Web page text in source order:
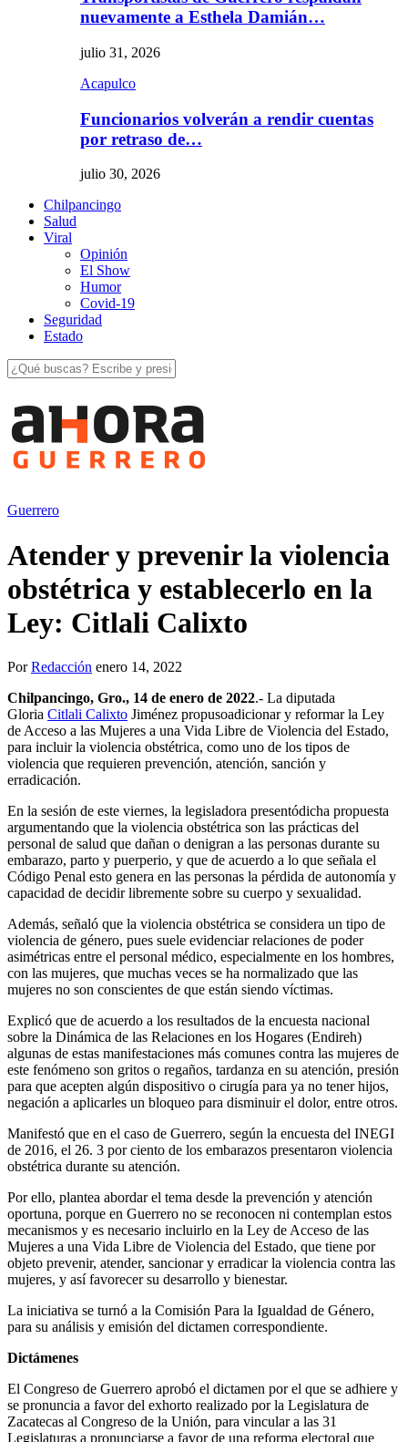
nuevamente a Esthela Damián…
julio 31, 2026
Acapulco
Funcionarios volverán a rendir cuentas
por retraso de…
julio 30, 2026
Chilpancingo
Salud
Viral
Opinión
El Show
Humor
Covid-19
Seguridad
Estado
Guerrero
Atender y prevenir la violencia
obstétrica y establecerlo en la
Ley: Citlali Calixto
PorRedacción enero 14, 2022
Chilpancingo, Gro., 14 de enero de 2022.- La diputada
Gloria Citlali Calixto Jiménez propusoadicionar y reformar la Ley
de Acceso a las Mujeres a una Vida Libre de Violencia del Estado,
para incluir la violencia obstétrica, como uno de los tipos de
violencia que requieren prevención, atención, sanción y
erradicación.
En la sesión de este viernes, la legisladora presentódicha propuesta
argumentando que la violencia obstétrica son las prácticas del
personal de salud que dañan o denigran a las personas durante su
embarazo, parto y puerperio, y que de acuerdo a lo que señala el
Código Penal esto genera en las personas la pérdida de autonomía y
capacidad de decidir libremente sobre su cuerpo y sexualidad.
Además, señaló que la violencia obstétrica se considera un tipo de
violencia de género, pues suele evidenciar relaciones de poder
asimétricas entre el personal médico, especialmente en los hombres,
con las mujeres, que muchas veces se ha normalizado que las
mujeres no son conscientes de que están siendo víctimas.
Explicó que de acuerdo a los resultados de la encuesta nacional
sobre la Dinámica de las Relaciones en los Hogares (Endireh)
algunas de estas manifestaciones más comunes contra las mujeres de
este fenómeno son gritos o regaños, tardanza en su atención, presión
para que acepten algún dispositivo o cirugía para ya no tener hijos,
negación a aplicarles un bloqueo para disminuir el dolor, entre otros.
Manifestó que en el caso de Guerrero, según la encuesta del INEGI
de 2016, el 26. 3 por ciento de los embarazos presentaron violencia
obstétrica durante su atención.
Por ello, plantea abordar el tema desde la prevención y atención
oportuna, porque en Guerrero no se reconocen ni contemplan estos
mecanismos y es necesario incluirlo en la Ley de Acceso de las
Mujeres a una Vida Libre de Violencia del Estado, que tiene por
objeto prevenir, atender, sancionar y erradicar la violencia contra las
mujeres, y así favorecer su desarrollo y bienestar.
La iniciativa se turnó a la Comisión Para la Igualdad de Género,
para su análisis y emisión del dictamen correspondiente.
Dictámenes
El Congreso de Guerrero aprobó el dictamen por el que se adhiere y
se pronuncia a favor del exhorto realizado por la Legislatura de
Zacatecas al Congreso de la Unión, para vincular a las 31
Legislaturas a pronunciarse a favor de una reforma electoral que